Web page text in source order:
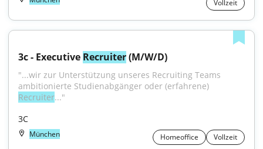
Vollzeit
3c - Executive Recruiter (M/W/D)
"...wir zur Unterstützung unseres Recruiting Teams
Recruiter..."
3C
München Homeoffice Vollzeit